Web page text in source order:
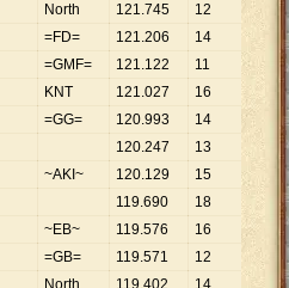
North 121.745 12 10
=FD= 121.206 14
658
=GMF= 121.122 11 11
KNT 121.027 16 7
564
=GG= 120.993 14
642
120.247 13 . 250
~AKI~ 120.129 15
009
119.690 18 . 649
~EB~ 119.576 16 7
474
=GB= 119.571 12 9
964